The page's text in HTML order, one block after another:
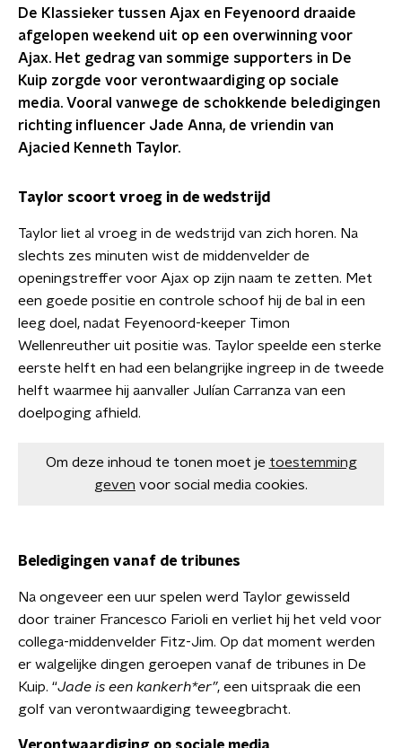
De Klassieker tussen Ajax en Feyenoord draaide
afgelopen weekend uit op een overwinning voor
Ajax. Het gedrag van sommige supporters in De
Kuip zorgde voor verontwaardiging op sociale
media. Vooral vanwege de schokkende beledigingen
richting influencer Jade Anna, de vriendin van
Ajacied Kenneth Taylor.
Taylor scoort vroeg in de wedstrijd
Taylor liet al vroeg in de wedstrijd van zich horen. Na
slechts zes minuten wist de middenvelder de
openingstreffer voor Ajax op zijn naam te zetten. Met
een goede positie en controle schoof hij de bal in een
leeg doel, nadat Feyenoord-keeper Timon
Wellenreuther uit positie was. Taylor speelde een sterke
eerste helft en had een belangrijke ingreep in de tweede
helft waarmee hij aanvaller Julían Carranza van een
doelpoging afhield.
Om deze inhoud te tonen moet je toestemming
geven voor social media cookies.
Beledigingen vanaf de tribunes
Na ongeveer een uur spelen werd Taylor gewisseld
door trainer Francesco Farioli en verliet hij het veld voor
collega-middenvelder Fitz-Jim. Op dat moment werden
er walgelijke dingen geroepen vanaf de tribunes in De
Kuip. “Jade is een kankerh*er”, een uitspraak die een
golf van verontwaardiging teweegbracht.